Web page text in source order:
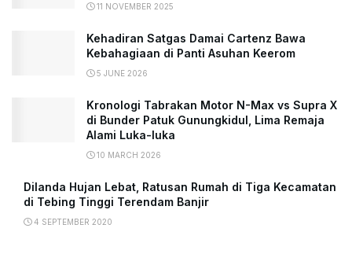
11 NOVEMBER 2025
Kehadiran Satgas Damai Cartenz Bawa
Kebahagiaan di Panti Asuhan Keerom
5 JUNE 2026
Kronologi Tabrakan Motor N-Max vs Supra X
di Bunder Patuk Gunungkidul, Lima Remaja
Alami Luka-luka
10 MARCH 2026
Dilanda Hujan Lebat, Ratusan Rumah di Tiga Kecamatan
di Tebing Tinggi Terendam Banjir
4 SEPTEMBER 2020